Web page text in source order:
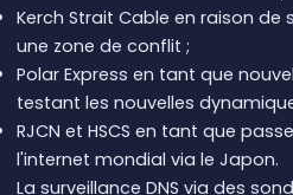
Kerch Strait Cable en raison
une zone de conflit ;
Polar Express en tant que
testant les nouvelles
RJCN et HSCS en tant que
l'internet mondial via le Japon.
La surveillance DNS via des